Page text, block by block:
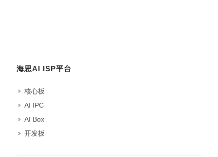
海思AI ISP平台
核心板
AI IPC
AI Box
开发板